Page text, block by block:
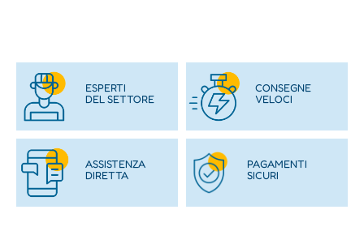
ESPERTI
DEL SETTORE
CONSEGNE
VELOCI
ASSISTENZA
DIRETTA
PAGAMENTI
SICURI